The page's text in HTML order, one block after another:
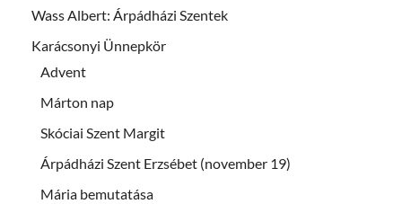
Wass Albert: Árpádházi Szentek
Karácsonyi Ünnepkör
Advent
Márton nap
Skóciai Szent Margit
Árpádházi Szent Erzsébet (november 19)
Mária bemutatása